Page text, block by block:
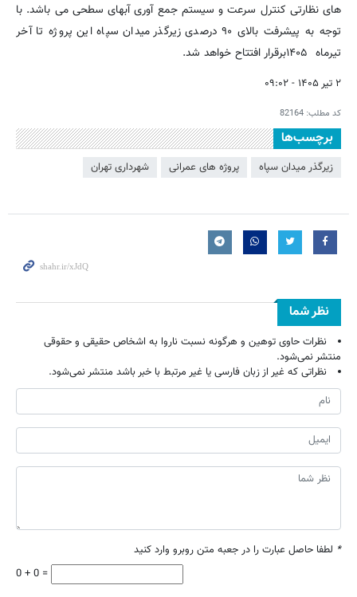
های نظارتی کنترل سرعت و سیستم جمع آوری آبهای سطحی می باشد. با
توجه به پیشرفت بالای ۹۰ درصدی زیرگذر میدان سپاه این پروژه تا آخر
تیرماه ۱۴۰۵برقرار افتتاح خواهد شد.
۲ تیر ۱۴۰۵ - ۰۹:۰۲
کد مطلب: 82164
برچسب‌ها
زیرگذر میدان سپاه پروژه های عمرانی شهرداری تهران
نظر شما
نظرات حاوی توهین و هرگونه نسبت ناروا به اشخاص حقیقی و حقوقی
منتشر نمی‌شود.
نظراتی که غیر از زبان فارسی یا غیر مرتبط با خبر باشد منتشر نمی‌شود.
* لطفا حاصل عبارت را در جعبه متن روبرو وارد کنید
0 + 0 =